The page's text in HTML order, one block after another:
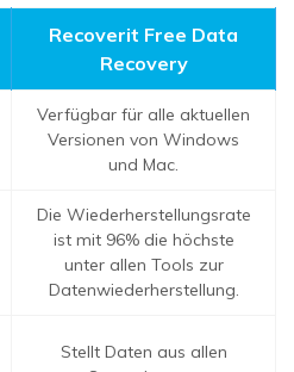
Recoverit Free Data
Recovery
Verfügbar für alle aktuellen
Versionen von Windows
und Mac.
Die Wiederherstellungsrate
ist mit 96% die höchste
unter allen Tools zur
Datenwiederherstellung.
Stellt Daten aus allen